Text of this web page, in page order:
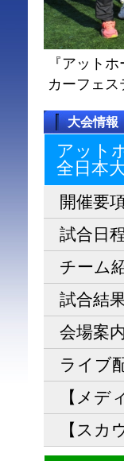
『アット
カーフェ
大会情報
アット
全日本
開催要
試合日
チーム
試合結
会場案内
ライブ
【メデ
【ス